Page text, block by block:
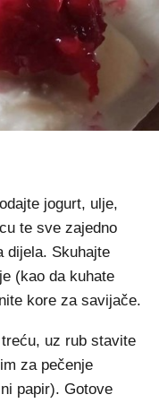
jogurt, ulje,
te sve zajedno
dijela. Skuhajte
(kao da kuhate
kore za savijače.
uz rub stavite
za pečenje
papir). Gotove